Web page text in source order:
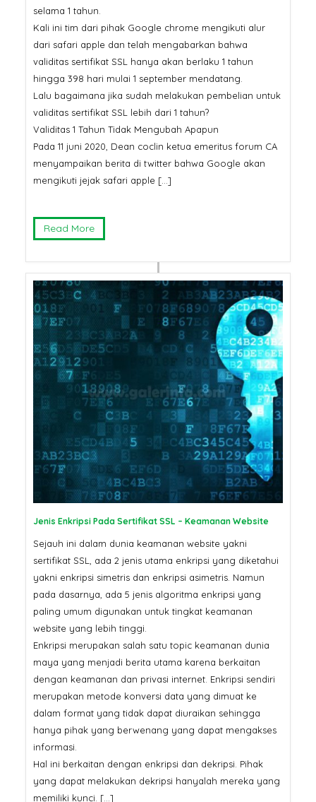
selama 1 tahun.
Kali ini tim dari pihak Google chrome mengikuti alur
dari safari apple dan telah mengabarkan bahwa
validitas sertifikat SSL hanya akan berlaku 1 tahun
hingga 398 hari mulai 1 september mendatang.
Lalu bagaimana jika sudah melakukan pembelian untuk
validitas sertifikat SSL lebih dari 1 tahun?
Validitas 1 Tahun Tidak Mengubah Apapun
Pada 11 juni 2020, Dean coclin ketua emeritus forum CA
menyampaikan berita di twitter bahwa Google akan
mengikuti jejak safari apple […]
Read More
Jenis Enkripsi Pada Sertifikat SSL – Keamanan Website
Sejauh ini dalam dunia keamanan website yakni
sertifikat SSL, ada 2 jenis utama enkripsi yang diketahui
yakni enkripsi simetris dan enkripsi asimetris. Namun
pada dasarnya, ada 5 jenis algoritma enkripsi yang
paling umum digunakan untuk tingkat keamanan
website yang lebih tinggi.
Enkripsi merupakan salah satu topic keamanan dunia
maya yang menjadi berita utama karena berkaitan
dengan keamanan dan privasi internet. Enkripsi sendiri
merupakan metode konversi data yang dimuat ke
dalam format yang tidak dapat diuraikan sehingga
hanya pihak yang berwenang yang dapat mengakses
informasi.
Hal ini berkaitan dengan enkripsi dan dekripsi. Pihak
yang dapat melakukan dekripsi hanyalah mereka yang
memiliki kunci. […]